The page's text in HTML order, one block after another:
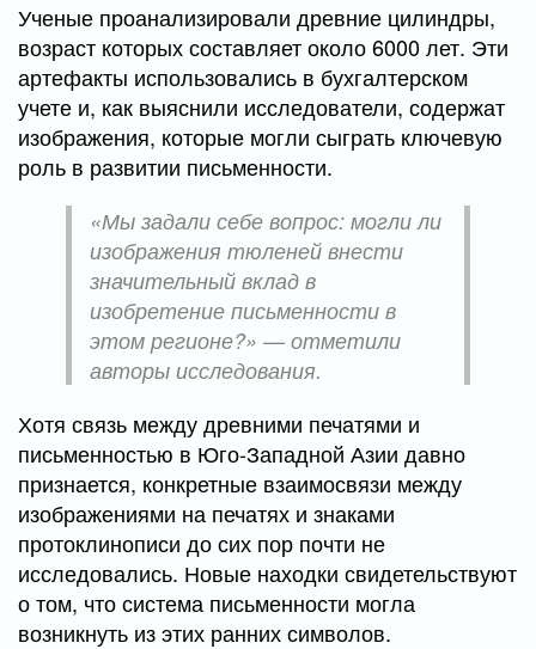
Ученые проанализировали древние цилиндры,
возраст которых составляет около 6000 лет. Эти
артефакты использовались в бухгалтерском
учете и, как выяснили исследователи, содержат
изображения, которые могли сыграть ключевую
роль в развитии письменности.
«Мы задали себе вопрос: могли ли
изображения тюленей внести
значительный вклад в
изобретение письменности в
этом регионе?» — отметили
авторы исследования.
Хотя связь между древними печатями и
письменностью в Юго-Западной Азии давно
признается, конкретные взаимосвязи между
изображениями на печатях и знаками
протоклинописи до сих пор почти не
исследовались. Новые находки свидетельствуют
о том, что система письменности могла
возникнуть из этих ранних символов.